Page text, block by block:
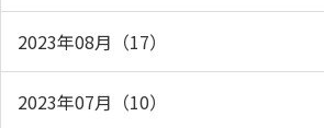
2023年08月（17）
2023年07月（10）